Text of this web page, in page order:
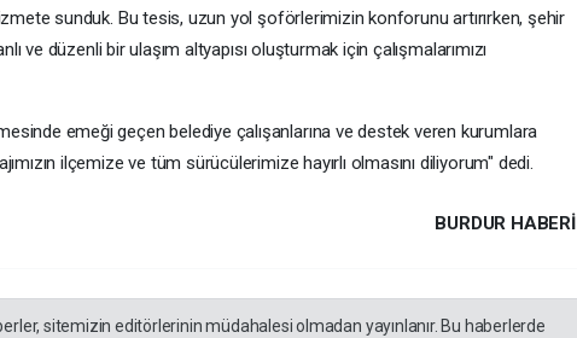
sunduk. Bu tesis, uzun yol şoförlerimizin konforunu artırırken, şehir
ve düzenli bir ulaşım altyapısı oluşturmak için çalışmalarımızı
emeği geçen belediye çalışanlarına ve destek veren kurumlara
ilçemize ve tüm sürücülerimize hayırlı olmasını diliyorum" dedi.
BURDUR HABERİ
sitemizin editörlerinin müdahalesi olmadan yayınlanır. Bu haberlerde